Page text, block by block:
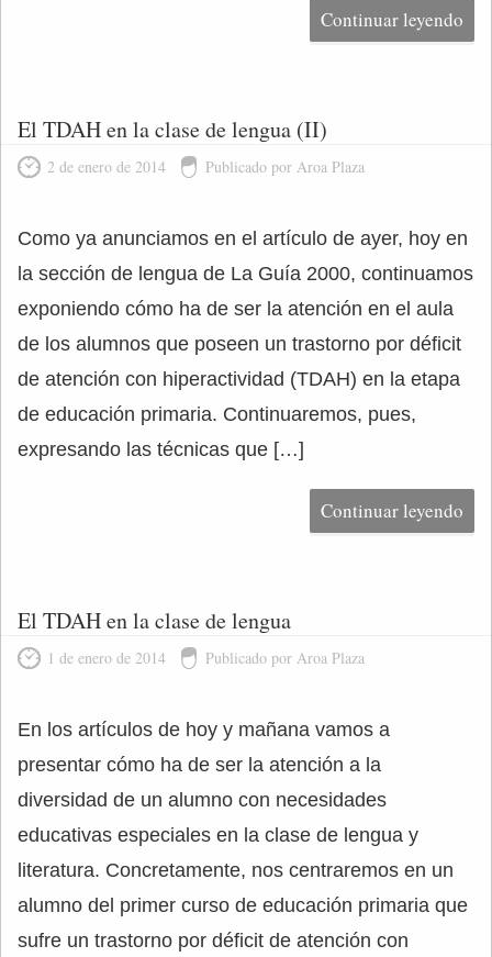
Continuar leyendo
El TDAH en la clase de lengua (II)
2 de enero de 2014 Publicado por Aroa Plaza
Como ya anunciamos en el artículo de ayer, hoy en
la sección de lengua de La Guía 2000, continuamos
exponiendo cómo ha de ser la atención en el aula
de los alumnos que poseen un trastorno por déficit
de atención con hiperactividad (TDAH) en la etapa
de educación primaria. Continuaremos, pues,
expresando las técnicas que […]
Continuar leyendo
El TDAH en la clase de lengua
1 de enero de 2014 Publicado por Aroa Plaza
En los artículos de hoy y mañana vamos a
presentar cómo ha de ser la atención a la
diversidad de un alumno con necesidades
educativas especiales en la clase de lengua y
literatura. Concretamente, nos centraremos en un
alumno del primer curso de educación primaria que
sufre un trastorno por déficit de atención con